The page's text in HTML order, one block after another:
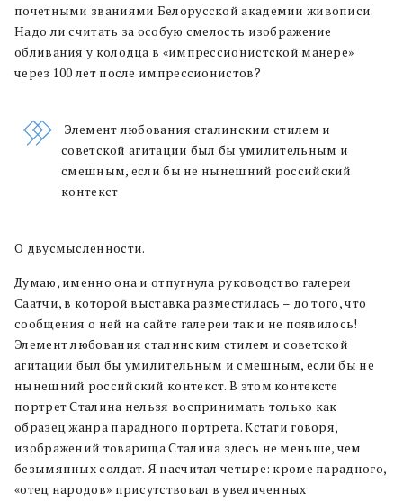
почетными званиями Белорусской академии живописи.
Надо ли считать за особую смелость изображение
обливания у колодца в «импрессионистской манере»
через 100 лет после импрессионистов?
Элемент любования сталинским стилем и
советской агитации был бы умилительным и
смешным, если бы не нынешний российский
контекст
О двусмысленности.
Думаю, именно она и отпугнула руководство галереи
Саатчи, в которой выставка разместилась – до того, что
сообщения о ней на сайте галереи так и не появилось!
Элемент любования сталинским стилем и советской
агитации был бы умилительным и смешным, если бы не
нынешний российский контекст. В этом контексте
портрет Сталина нельзя воспринимать только как
образец жанра парадного портрета. Кстати говоря,
изображений товарища Сталина здесь не меньше, чем
безымянных солдат. Я насчитал четыре: кроме парадного,
«отец народов» присутствовал в увеличенных